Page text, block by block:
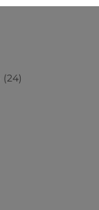
24